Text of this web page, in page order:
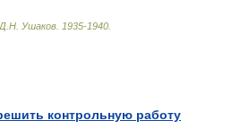
Д.Н. Ушаков. 1935-1940
контрольную работу